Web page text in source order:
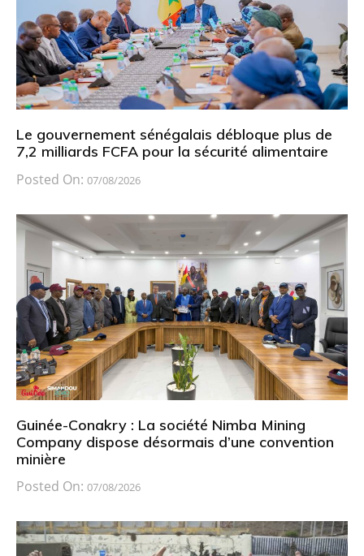
Le gouvernement sénégalais débloque plus de
7,2 milliards FCFA pour la sécurité alimentaire
Posted On: 07/08/2026
Guinée-Conakry : La société Nimba Mining
Company dispose désormais d’une convention
minière
Posted On: 07/08/2026